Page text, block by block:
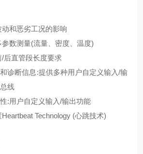
和恶劣工况的影响
数测量(流量、密度、温度)
后直管段长度要求
诊断信息:提供多种用户自定义输入/输
线
:用户自定义输入/输出功能
Technology (心跳技术)